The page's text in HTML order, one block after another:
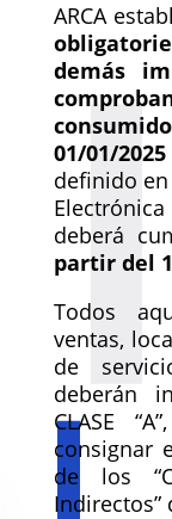
ARCA
demás
01/01/2025
definido
deberá
partir del
Todos
ventas,
de
deberán
CLASE
consignar
de los